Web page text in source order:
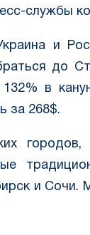
службы
и
до
в
за 268$.
городов,
и Сочи.